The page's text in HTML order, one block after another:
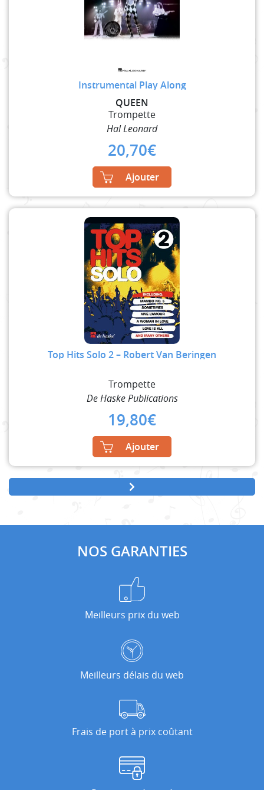
Instrumental Play Along
QUEEN
Trompette
Hal Leonard
20,70€
Ajouter
Top Hits Solo 2 – Robert Van Beringen
Trompette
De Haske Publications
19,80€
Ajouter
NOS GARANTIES
Meilleurs prix du web
Meilleurs délais du web
Frais de port à prix coûtant